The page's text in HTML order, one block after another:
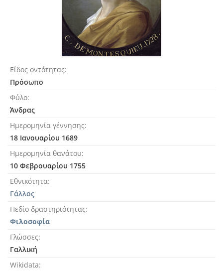
Είδος οντότητας
Πρόσωπο
Φύλο
Άνδρας
Ημερομηνία γέννησης
18 Ιανουαρίου 1689
Ημερομηνία θανάτου
10 Φεβρουαρίου 1755
Εθνικότητα
Γάλλος
Πεδίο δραστηριότητας
Φιλοσοφία
Γλώσσες
Γαλλική
Wikidata